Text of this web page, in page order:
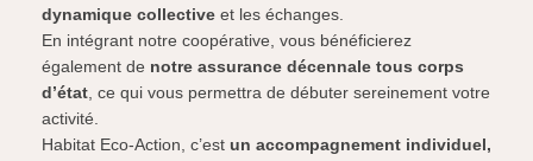
dynamique collective et les échanges.
En intégrant notre coopérative, vous bénéficierez
également de notre assurance décennale tous corps
d’état, ce qui vous permettra de débuter sereinement votre
activité.
Habitat Eco-Action, c’est un accompagnement individuel,